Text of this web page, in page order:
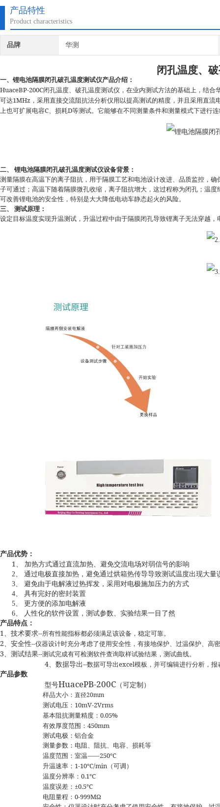
产品特性
Product characteristics
品牌 华测
闭孔温度、
一、锂电池隔膜闭孔破孔温度测试仪产品介绍：
HuaceBP-200C闭孔温度、破孔温度测试仪，在业内测试方法的基础上，结
可达1MHz ，采用直接交流阻抗法分析仪用以提高测试的精度，并且采用直
上也可扩展电容C、损耗D等测试。它能够在不同测量条件和测量模式下进行
二、 锂电池隔膜闭孔破孔温度测试仪设备背景：
测量隔膜在高温下的离子阻抗，用于隔膜工艺和电池设计改进、品质监控，
子可通过；高温下随着隔膜微孔收缩，离子阻抗增大，这过程称为闭孔；温
可改善锂电池的安全性，特别是大大降低电动车静态起火的风险。
三、 测试原理：
设定目标温度实现升温测试，升温过程中由于隔膜闭孔导致锂离子无法穿越
产品优势：
1、
加热方式通过直流加热、避免交流电场对弱信号的影响
2、
通过电极直接加热，避免通过烘箱热传导导致测试温度出现大量
3、
避免由于电解液过热挥发，采用对电极施加压力的方式
4、
具有完好的密封装置
5、
更方便的添加电解液
6、
人性化的软件设置，测试参数、实验结果一目了然
产品特点：
1、技术要求--所有性能指标都必须满足该设备，稳定可靠。
2、安全性--仪器设计时充分考虑了使用安全性，有接地保护、过温保护、高
3、测试结果--测试完成有可检测软件查询取样试验结果，测试曲线。
4、数据导出--数据可导出excel模板，并可编辑进行分析，
产品参数
型号HuacePB-200C （可定制）
样品大小： 直径20mm
测试电压： 10mV-2Vrms
基本阻抗测量精度： 0.05%
有效厚度范围： 450mm
测试电极：铝合金
测量参数：电阻、阻抗、电容、损耗等
温度范围：室温⸺250℃
升温速率： 1-10℃/min （可调）
温度分辨率： 0.1℃
温度误差： ±0.5℃
电阻量程： 0-999MΩ